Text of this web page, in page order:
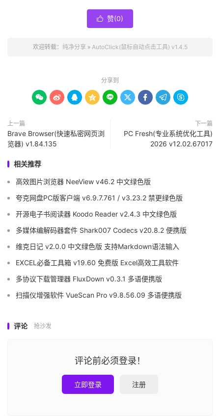
 赞(0)
欢迎转载： 纯净分享 » AutoClick(鼠标自动点击工具) v1.4.5
分享到
        
上一篇
Brave Browser(快速私密网页浏
览器) v1.84.135
下一篇
PC Fresh(专业系统优化工具)
2026 v12.02.67017
相关推荐
高效图片浏览器 NeeView v46.2 中文绿色版
夸克网盘PC版客户端 v6.9.7.761 / v3.23.2 禁更绿色版
开源电子书阅读器 Koodo Reader v2.4.3 中文绿色版
多媒体编解码器套件 Shark007 Codecs v20.8.2 便携版
维克日记 v2.0.0 中文绿色版 支持Markdown语法输入
EXCEL必备工具箱 v19.60 免费版 Excel高效工具软件
多协议下载管理器 FluxDown v0.3.1 多语便携版
扫描仪增强软件 VueScan Pro v9.8.56.09 多语便携版
评论 抢沙发
评论前必须登录！
立即登录 注册